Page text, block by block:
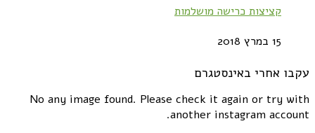
קציצות כרישה מושלמות
15 במרץ 2018
עקבו אחרי באינסטגרם
No any image found. Please check it again or try with
another instagram account.